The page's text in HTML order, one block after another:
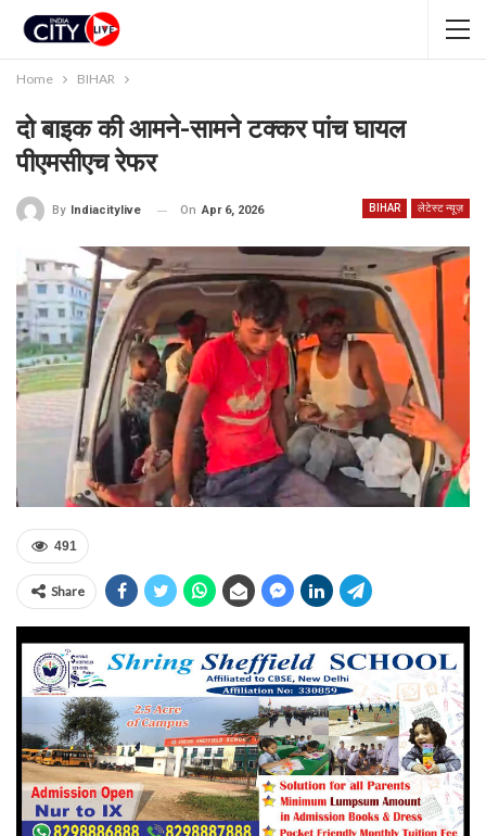
Home BIHAR
दो बाइक की आमने-सामने टक्कर पांच घायल
पीएमसीएच रेफर
BIHAR लेटेस्ट न्यूज़
By Indiacitylive On Apr 6, 2026
491
Share